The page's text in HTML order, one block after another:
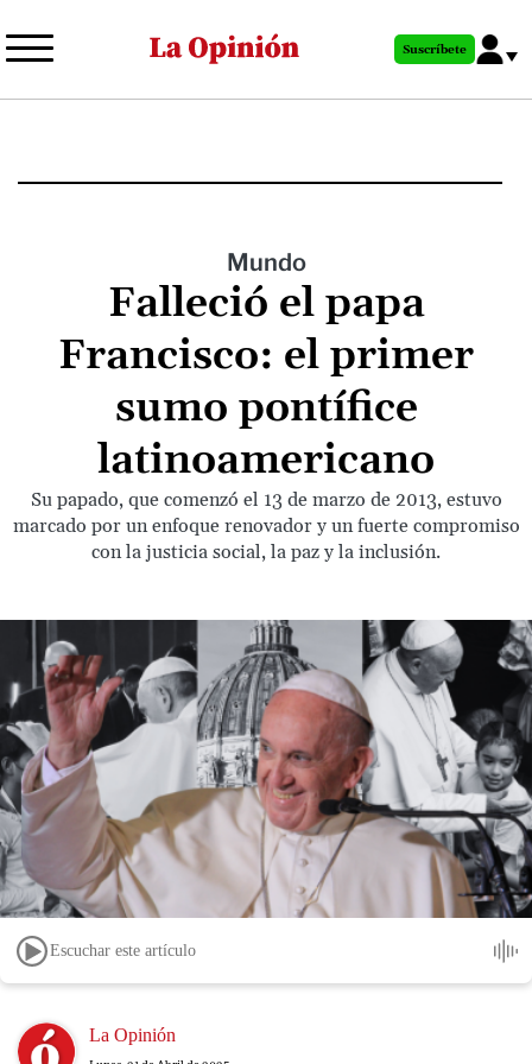
al
principal
Suscríbete
Mundo
Falleció el papa
Francisco: el primer
sumo pontífice
latinoamericano
Su papado, que comenzó el 13 de marzo de 2013, estuvo
marcado por un enfoque renovador y un fuerte compromiso
con la justicia social, la paz y la inclusión.
Escuchar este artículo
Image La Opinión